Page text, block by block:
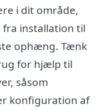
i dit område,
installation til
ophæng. Tænk
for hjælp til
såsom
konfiguration af